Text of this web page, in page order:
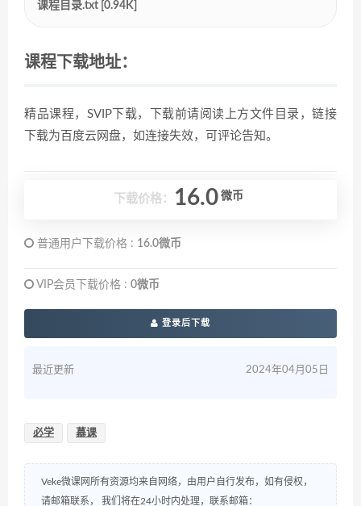
课程目录.txt [0.94K]
课程下载地址：
精品课程，SVIP下载，下载前请阅读上方文件目录，链接
下载为百度云网盘，如连接失效，可评论告知。
下载价格： 16.0 微币
普通用户下载价格 : 16.0微币
VIP会员下载价格 : 0微币
登录后下载
最近更新 2024年04月05日
必学 慕课
Veke微课网所有资源均来自网络，由用户自行发布，如有侵权，
请邮箱联系， 我们将在24小时内处理，联系邮箱：